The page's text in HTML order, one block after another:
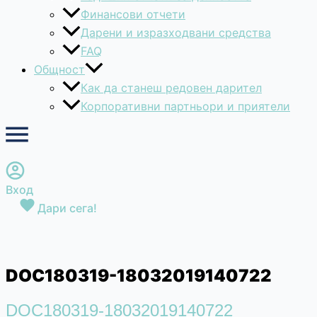
Финансови отчети
Дарени и изразходвани средства
FAQ
Общност
Как да станеш редовен дарител
Корпоративни партньори и приятели
Вход
Дари сега!
DOC180319-18032019140722
DOC180319-18032019140722